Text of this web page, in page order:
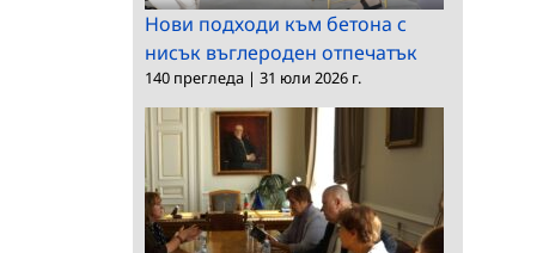
Нови подходи към бетона с
нисък въглероден отпечатък
140 прегледа | 31 юли 2026 г.